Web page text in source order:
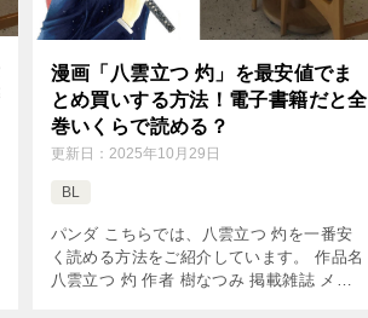
漫画「八雲立つ 灼」を最安値でま
とめ買いする方法！電子書籍だと全
巻いくらで読める？
更新日： 2025年10月29日
BL
パンダ こちらでは、八雲立つ 灼を一番安
く読める方法をご紹介しています。 作品名
八雲立つ 灼 作者 樹なつみ 掲載雑誌 メロ